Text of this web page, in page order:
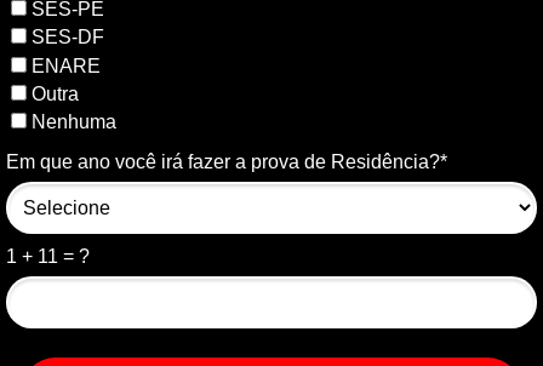
SES-PE
SES-DF
ENARE
Outra
Nenhuma
Em que ano você irá fazer a prova de Residência?*
1 + 11 = ?